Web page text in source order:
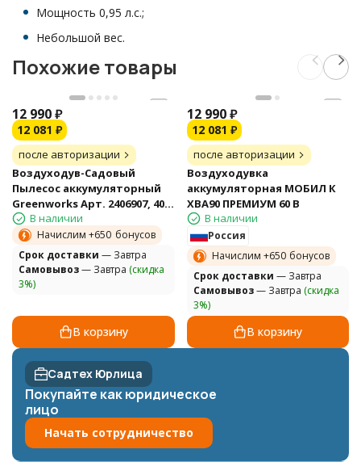
Мощность 0,95 л.с.;
Небольшой вес.
Похожие товары
12 990₽
12 081 ₽
после авторизации
Воздуходув-Садовый
Пылесос аккумуляторный
Greenworks Арт. 2406907, 40V,
бесщеточный, без АКБ и ЗУ
В наличии
Начислим +650 бонусов
Cрок доставки — Завтра
Самовывоз— Завтра (скидка
3%)
В корзину
12 990 ₽
12 081 ₽
после авторизации
Воздуходувка
аккумуляторная МОБИЛ К
XBA90 ПРЕМИУМ 60 В
В наличии
Россия
Начислим +650 бонусов
Cрок доставки — Завтра
Самовывоз— Завтра (скидка
3%)
В корзину
Садтех Юрлица
Покупайте как юридическое
лицо
Начать сотрудничество